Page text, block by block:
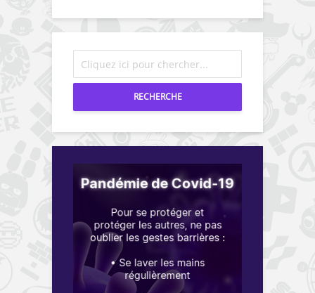
RECHERCHE